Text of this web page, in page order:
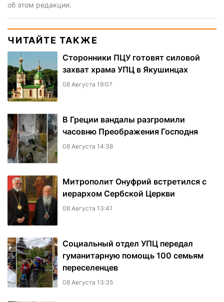
об этом редакции.
ЧИТАЙТЕ ТАКЖЕ
Сторонники ПЦУ готовят силовой
захват храма УПЦ в Якушинцах
08 Августа 19:07
В Греции вандалы разгромили
часовню Преображения Господня
08 Августа 14:38
Митрополит Онуфрий встретился с
иерархом Сербской Церкви
08 Августа 13:41
Социальный отдел УПЦ передал
гуманитарную помощь 100 семьям
переселенцев
08 Августа 13:35